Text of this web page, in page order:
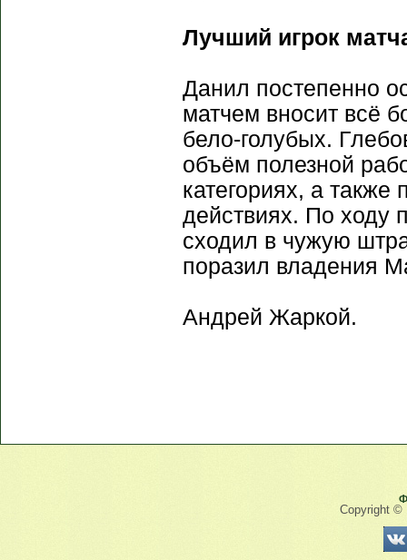
Лучший игрок
Данил постепенно
матчем вносит всё
бело-голубых.
объём полезной
категориях, а
действиях. По ходу
сходил в чужую
поразил владения
Андрей Жаркой.
Copyright ©